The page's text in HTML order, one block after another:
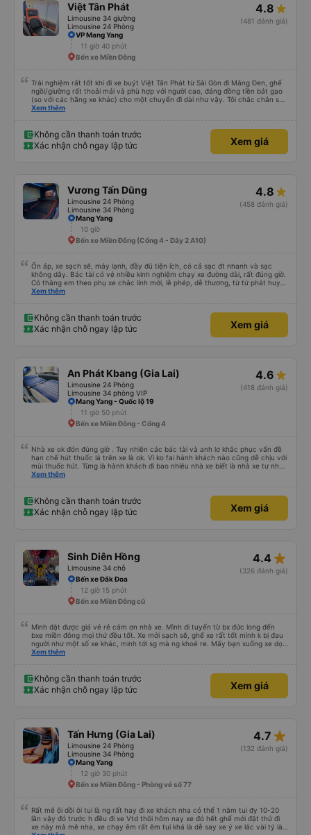
Việt Tân Phát
Limousine 34 giường
Limousine 24 Phòng
4.8
(481 đánh giá)
VP Mang Yang
11 giờ 40 phút
Bến xe Miền Đông
Trải nghiệm rất tốt khi đi xe buýt Việt Tân Phát từ Sài Gòn đi Măng Đen, ghế
ngồi/giường rất thoải mái và phù hợp với người cao, đáng đồng tiền bát gạo
(so với các hãng xe khác) cho một chuyến đi dài như vậy. Tôi chắc chắn sẽ
sử dụng lại sau.
Xem thêm
Không cần thanh toán trước
Xác nhận chỗ ngay lập tức
Xem giá
Vương Tấn Dũng
Limousine 24 Phòng
Limousine 34 Phòng
4.8
(458 đánh giá)
Mang Yang
10 giờ
Bến xe Miền Đông (Cổng 4 - Dãy 2 A10)
Ổn áp, xe sạch sẽ, máy lạnh, đầy đủ tiện ích, có cả sạc đt nhanh và sạc
không dây. Bác tài có vẻ nhiều kinh nghiệm chạy xe đường dài, rất đúng giờ.
Có thằng em theo phụ xe chắc lính mới, lễ phép, dễ thương, từ từ phát huy
nhé em trai. 😊
Xem thêm
Không cần thanh toán trước
Xác nhận chỗ ngay lập tức
Xem giá
An Phát Kbang (Gia Lai)
Limousine 24 Phòng
Limousine 34 phòng VIP
4.6
(418 đánh giá)
Mang Yang - Quốc lộ 19
11 giờ 50 phút
Bến xe Miền Đông - Cổng 4
Nhà xe ok đón đúng giờ . Tuy nhiên các bác tài và anh lơ khắc phục vấn đề
hạn chế hút thuốc lá trên xe là ok. Vì ko fai hành khách nào cũng dễ chịu với
mùi thuốc hút. Từng là hành khách đi bao nhiêu nhà xe biết là nhà xe tư nhân
, nhưng hãy theo cách vận hành của Phương Trang Busline, từ tổng đài cho
Xem thêm
Không cần thanh toán trước
Xác nhận chỗ ngay lập tức
Xem giá
Sinh Diên Hồng
Limousine 34 chỗ
4.4 star_rate
(326 đánh giá)
Bến xe Đắk Đoa
12 giờ 15 phút
Bến xe Miền Đông cũ
Mình đặt được giá vé rẻ cảm ơn nhà xe. Mình đi tuyến từ bx đức long đến
bxe miền đông mọi thứ đều tốt. Xe mới sạch sẽ, ghế xe rất tốt mình k bị đau
người như một số xe khác, minh tới sg mà ng khoẻ re. Mấy bạn xuống xe dọc
đg để ý xíu là ổn.
Xem thêm
Không cần thanh toán trước
Xác nhận chỗ ngay lập tức
Xem giá
Tấn Hưng (Gia Lai)
Limousine 24 Phòng
Limousine 34 Phòng
4.7 star_rate
(132 đánh giá)
Mang Yang
12 giờ 30 phút
Bến xe Miền Đông - Phòng vé số 77
Rất mê ôi dồi ôi tui là ng rất hay đi xe khách nha có thể 1 năm tui đy 10-20
lần vậy đó trước h đều đi xe Vtd thôi hôm nay xe đó hết ghế mới đặt thử đi
xe này mà mê nha, xe chạy êm rất êm tui khá là dễ say xe ý xe lắc vài tý là